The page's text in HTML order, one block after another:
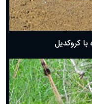
با کروکدیل